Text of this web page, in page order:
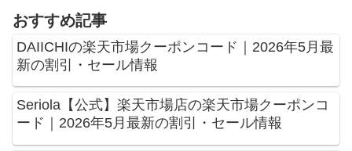
おすすめ記事
DAIICHIの楽天市場クーポンコード｜2026年5月最
新の割引・セール情報
Seriola【公式】楽天市場店の楽天市場クーポンコ
ード｜2026年5月最新の割引・セール情報